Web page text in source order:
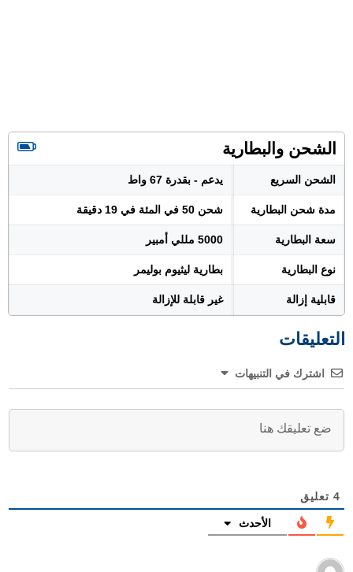
الشحن والبطارية
الشحن السريع يدعم - بقدرة 67 واط
مدة شحن البطارية شحن 50 في المئة في 19 دقيقة
سعة البطارية 5000 مللي أمبير
نوع البطارية بطارية ليثيوم بوليمر
قابلية إزالة غير قابلة للإزالة
التعليقات
اشترك في التنبيهات
4 تعليق
الأحدث